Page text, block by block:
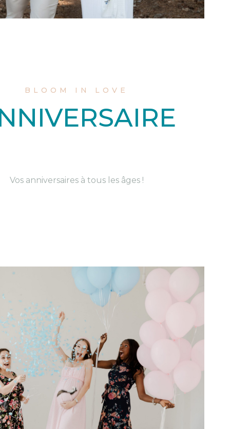
BLOOM IN LOVE
Vos anniversaires à tous les âges !